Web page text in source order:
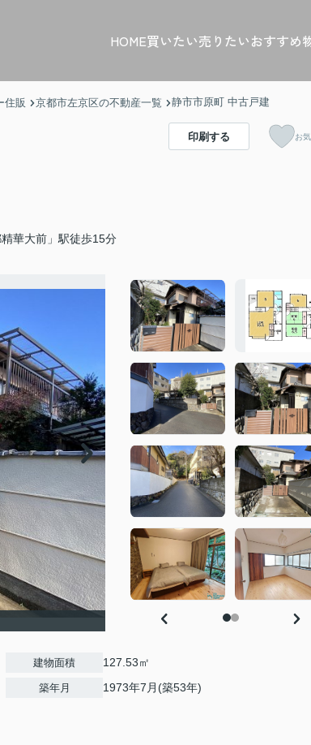
HOME買いたい売りたいおすすめ
住販 京都市左京区の不動産一覧 静市市原町 中古戸建
華大前」駅徒歩15分
印刷する お
建物面積 127.53㎡
築年月 1973年7月(築53年)